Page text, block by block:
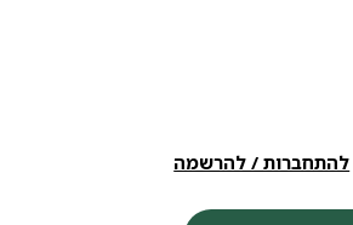
להתחברות / להרשמה